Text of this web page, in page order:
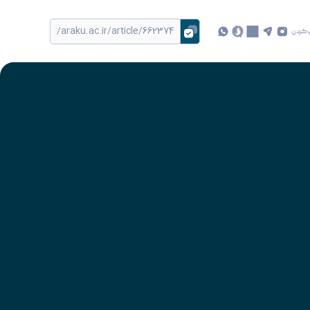
کردن